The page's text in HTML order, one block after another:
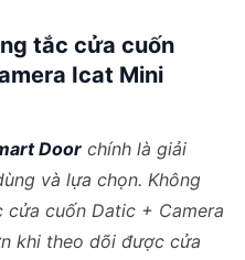
tắc cửa cuốn
Icat Mini
Door chính là giải
và lựa chọn. Không
cuốn Datic + Camera
khi theo dõi được cửa